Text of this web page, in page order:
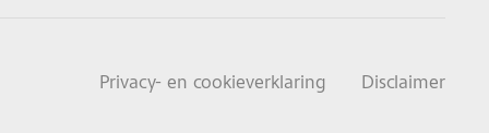
Privacy- en cookieverklaring Disclaimer